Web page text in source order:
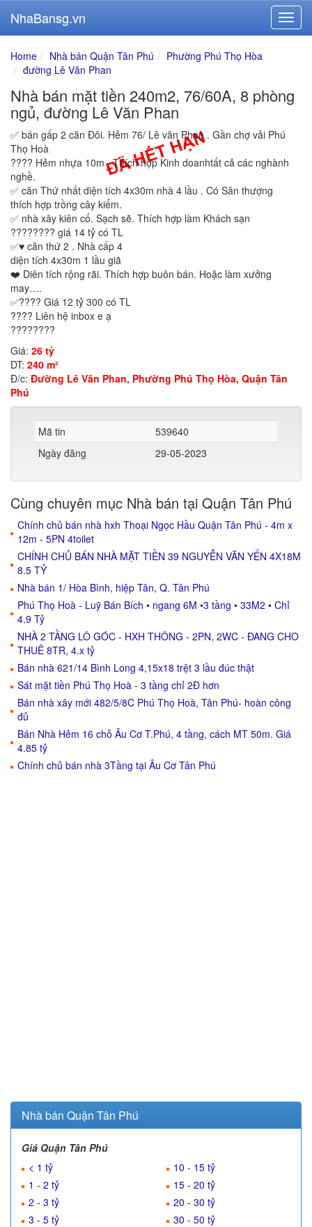
NhaBansg.vn
Home Nhà bán Quận Tân Phú
Phường Phú Thọ Hòa
đường Lê Văn Phan
Nhà bán mặt tiền 240m2, 76/60A, 8 phòng
ngủ, đường Lê Văn Phan
✅ bán gấp 2 căn Đôi. Hẻm 76/ Lê văn Phan . Gần chợ vải Phú
Thọ Hoà
???? Hẻm nhựa 10m . Thích hợp Kinh doanhtất cả các nghành
nghề.
✅ căn Thứ nhất diện tích 4x30m nhà 4 lầu . Có Sân thượng
thích hợp trồng cây kiểm.
✅ nhà xây kiên cố. Sạch sẽ. Thích hợp làm Khách sạn
???????? giá 14 tỷ có TL
✅♥️ căn thứ 2 . Nhà cấp 4
diện tích 4x30m 1 lầu giã
❤️ Diên tích rộng rãi. Thích hợp buôn bán. Hoặc làm xưởng
may….
✅???? Giá 12 tỷ 300 có TL
???? Liên hệ inbox e ạ
????????
Giá: 26 tỷ
DT: 240 m²
Đ/c: Đường Lê Văn Phan, Phường Phú Thọ Hòa, Quận Tân
Phú
Mã tin
539640
Ngày đăng
29-05-2023
Cùng chuyên mục Nhà bán tại Quận Tân Phú
Chính chủ bán nhà hxh Thoại Ngọc Hầu Quận Tân Phú - 4m x
12m - 5PN 4toilet
CHÍNH CHỦ BÁN NHÀ MẶT TIỀN 39 NGUYỄN VĂN YẾN 4X18M
8.5 TỶ
Nhà bán 1/ Hòa Bình, hiệp Tân, Q. Tân Phú
Phú Thọ Hoà - Luỹ Bán Bích • ngang 6M •3 tầng • 33M2 • Chỉ
4.9 Tỷ
NHÀ 2 TẦNG LÔ GÓC - HXH THÔNG - 2PN, 2WC - ĐANG CHO
THUÊ 8TR, 4.x tỷ
Bán nhà 621/14 Bình Long 4,15x18 trệt 3 lầu đúc thật
Sát mặt tiền Phú Thọ Hoà - 3 tầng chỉ 2Đ hơn
Bán nhà xây mới 482/5/8C Phú Thọ Hoà, Tân Phú- hoàn công
đủ
Bán Nhà Hẻm 16 chỗ Âu Cơ T.Phú, 4 tầng, cách MT 50m. Giá
4.85 tỷ
Chính chủ bán nhà 3Tầng tại Âu Cơ Tân Phú
Nhà bán Quận Tân Phú
Giá Quận Tân Phú
< 1 tỷ
1 - 2 tỷ
2 - 3 tỷ
3 - 5 tỷ
10 - 15 tỷ
15 - 20 tỷ
20 - 30 tỷ
30 - 50 tỷ